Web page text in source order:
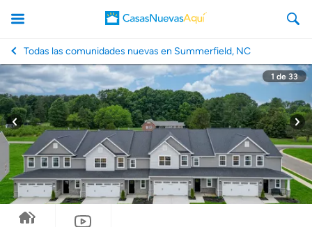
CasasNuevasAqui
Todas las comunidades nuevas en Summerfield, NC
1 de 33